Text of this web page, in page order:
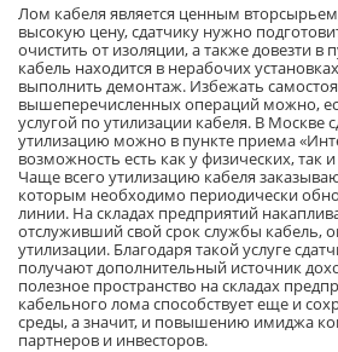
Лом кабеля является ценным
высокую цену, сдатчику нужно
очистить от изоляции, а также довезти в
кабель находится в нерабочих
выполнить демонтаж. Избежать
вышеперечисленных операций можно,
услугой по утилизации кабеля. В Москве
утилизацию можно в пункте приема
возможность есть как у физических, так
Чаще всего утилизацию кабеля
которым необходимо периодически
линии. На складах предприятий
отслуживший свой срок службы кабель,
утилизации. Благодаря такой услуге
получают дополнительный источник
полезное пространство на складах
кабельного лома способствует еще и
среды, а значит, и повышению имиджа
партнеров и инвесторов.